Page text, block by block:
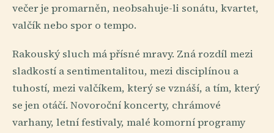
večer je promarněn, neobsahuje-li sonátu, kvartet,
valčík nebo spor o tempo.
Rakouský sluch má přísné mravy. Zná rozdíl mezi
sladkostí a sentimentalitou, mezi disciplínou a
tuhostí, mezi valčíkem, který se vznáší, a tím, který
se jen otáčí. Novoroční koncerty, chrámové
varhany, letní festivaly, malé komorní programy